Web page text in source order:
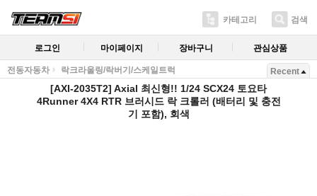
카테고리 검색
로그인 마이페이지 장바구니 관심상품
전동자동차 락크라울링/락버기/스케일트럭 Recent
[AXI-2035T2] Axial 최신형!! 1/24 SCX24 토요타
4Runner 4X4 RTR 브러시드 락 크롤러 (배터리 및 충전
기 포함), 회색